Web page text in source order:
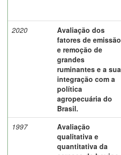
2020
Avaliação dos
fatores de emissão
e remoção de
grandes
ruminantes e a sua
integração com a
política
agropecuária do
Brasil.
1997
Avaliação
qualitativa e
quantitativa da